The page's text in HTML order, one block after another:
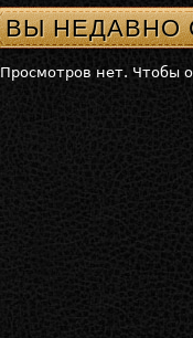
ВЫ НЕДАВНО
Просмотров нет. Чтобы